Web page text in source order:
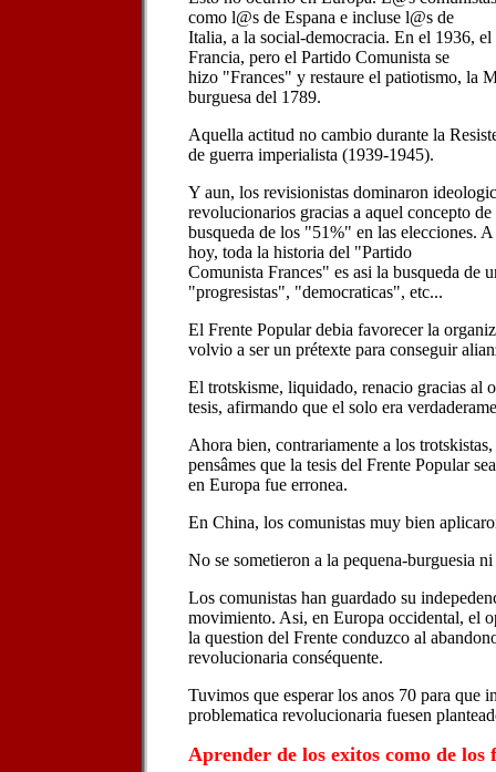
como l@s de Espana e incluse l@s de
Italia, a la social-democracia. En el 1936,
Francia, pero el Partido Comunista se
hizo "Frances" y restaure el patiotismo, la
burguesa del 1789.
Aquella actitud no cambio durante la
de guerra imperialista (1939-1945).
Y aun, los revisionistas dominaron
revolucionarios gracias a aquel concepto
busqueda de los "51%" en las elecciones.
hoy, toda la historia del "Partido
Comunista Frances" es asi la busqueda de
"progresistas", "democraticas", etc...
El Frente Popular debia favorecer la
volvio a ser un prétexte para conseguir
El trotskisme, liquidado, renacio gracias al
tesis, afirmando que el solo era
Ahora bien, contrariamente a los
pensâmes que la tesis del Frente Popular
en Europa fue erronea.
En China, los comunistas muy bien
No se sometieron a la pequena-burguesia
Los comunistas han guardado su
movimiento. Asi, en Europa occidental, el
la question del Frente conduzco al
revolucionaria conséquente.
Tuvimos que esperar los anos 70 para que
problematica revolucionaria fuesen
Aprender de los exitos como de los